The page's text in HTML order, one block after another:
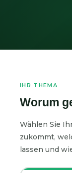
IHR THEMA
Worum
Wählen Sie
zukommt,
lassen und